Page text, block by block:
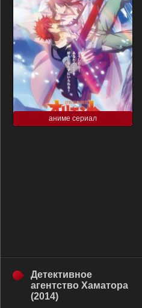
аниме сериал
Детективное
агентство Хаматора
(2014)